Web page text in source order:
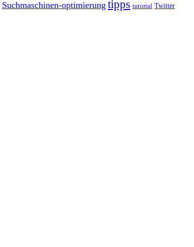
Suchmaschinen-optimierung tipps tutorial Twitter